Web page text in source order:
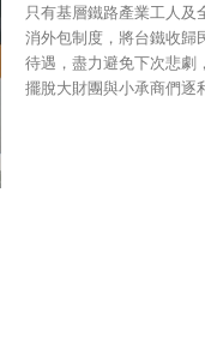
只有基層鐵路產業工人及
消外包制度，將台鐵收歸
待遇，盡力避免下次悲劇
擺脫大財團與小承商們逐